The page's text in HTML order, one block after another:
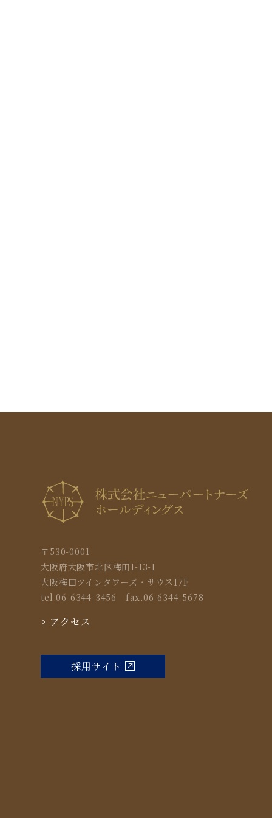
〒530-0001
大阪府大阪市北区梅田1-13-1
大阪梅田ツインタワーズ・サウス17F
tel.06-6344-3456 fax.06-6344-5678
アクセス
採用サイト